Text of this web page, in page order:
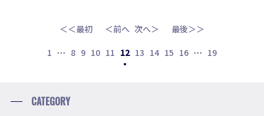
＜＜最初 最後＞＞
＜前へ 次へ＞
1 … 8 9 10 11 12 13 14 15 16 … 19
CATEGORY